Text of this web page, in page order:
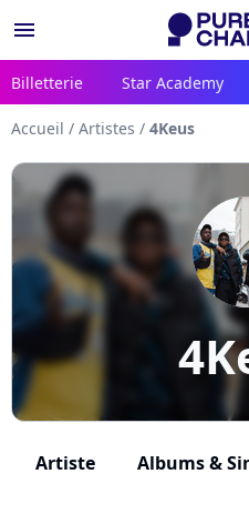
menu
Billetterie Star Academy
Accueil / Artistes / 4Keus
Artiste Albums &